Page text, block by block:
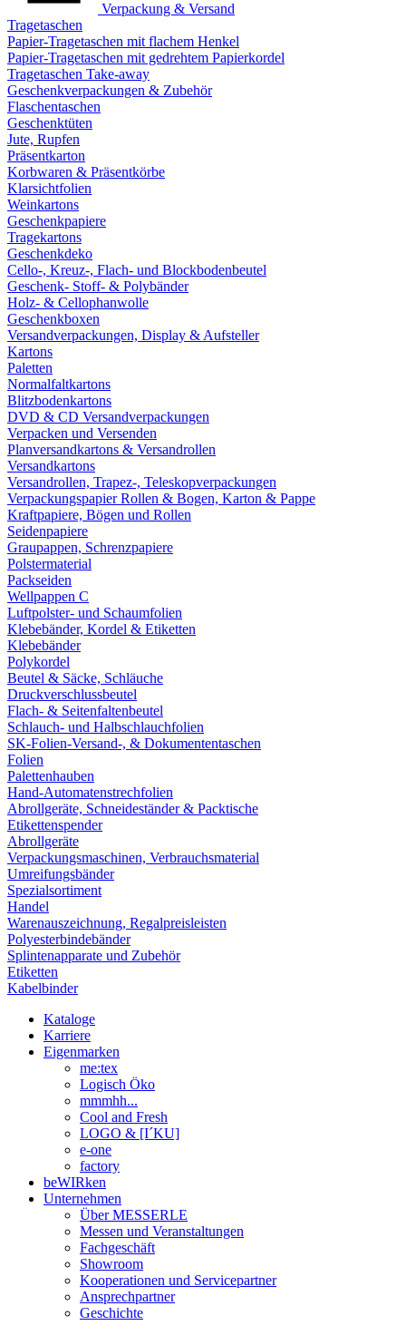
Verpackung & Versand
Tragetaschen
Papier-Tragetaschen mit flachem Henkel
Papier-Tragetaschen mit gedrehtem Papierkordel
Tragetaschen Take-away
Geschenkverpackungen & Zubehör
Flaschentaschen
Geschenktüten
Jute, Rupfen
Präsentkarton
Korbwaren & Präsentkörbe
Klarsichtfolien
Weinkartons
Geschenkpapiere
Tragekartons
Geschenkdeko
Cello-, Kreuz-, Flach- und Blockbodenbeutel
Geschenk- Stoff- & Polybänder
Holz- & Cellophanwolle
Geschenkboxen
Versandverpackungen, Display & Aufsteller
Kartons
Paletten
Normalfaltkartons
Blitzbodenkartons
DVD & CD Versandverpackungen
Verpacken und Versenden
Planversandkartons & Versandrollen
Versandkartons
Versandrollen, Trapez-, Teleskopverpackungen
Verpackungspapier Rollen & Bogen, Karton & Pappe
Kraftpapiere, Bögen und Rollen
Seidenpapiere
Graupappen, Schrenzpapiere
Polstermaterial
Packseiden
Wellpappen C
Luftpolster- und Schaumfolien
Klebebänder, Kordel & Etiketten
Klebebänder
Polykordel
Beutel & Säcke, Schläuche
Druckverschlussbeutel
Flach- & Seitenfaltenbeutel
Schlauch- und Halbschlauchfolien
SK-Folien-Versand-, & Dokumententaschen
Folien
Palettenhauben
Hand-Automatenstrechfolien
Abrollgeräte, Schneideständer & Packtische
Etikettenspender
Abrollgeräte
Verpackungsmaschinen, Verbrauchsmaterial
Umreifungsbänder
Spezialsortiment
Handel
Warenauszeichnung, Regalpreisleisten
Polyesterbindebänder
Splintenapparate und Zubehör
Etiketten
Kabelbinder
Kataloge
Karriere
Eigenmarken
me:tex
Logisch Öko
mmmhh...
Cool and Fresh
LOGO & [I´KU]
e-one
factory
beWIRken
Unternehmen
Über MESSERLE
Messen und Veranstaltungen
Fachgeschäft
Showroom
Kooperationen und Servicepartner
Ansprechpartner
Geschichte